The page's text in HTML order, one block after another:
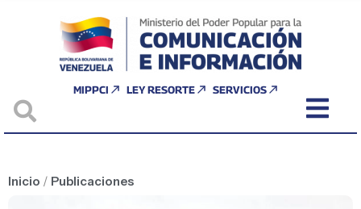
MIPPCI LEY RESORTE SERVICIOS
Inicio / Publicaciones